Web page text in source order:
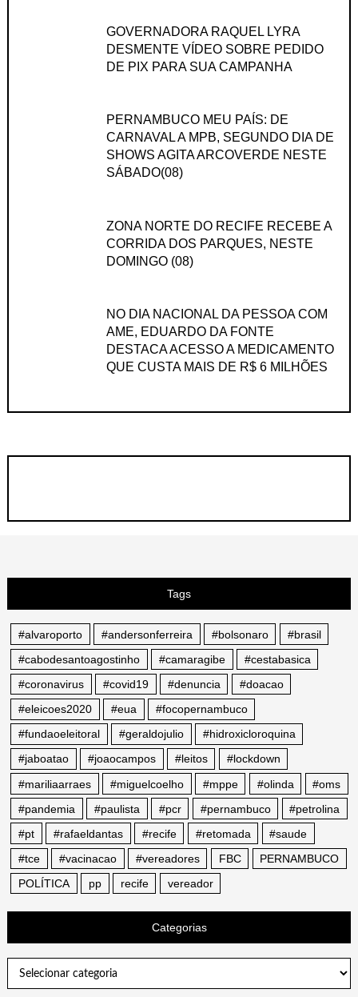
GOVERNADORA RAQUEL LYRA
DESMENTE VÍDEO SOBRE PEDIDO
DE PIX PARA SUA CAMPANHA
PERNAMBUCO MEU PAÍS: DE
CARNAVAL A MPB, SEGUNDO DIA DE
SHOWS AGITA ARCOVERDE NESTE
SÁBADO(08)
ZONA NORTE DO RECIFE RECEBE A
CORRIDA DOS PARQUES, NESTE
DOMINGO (08)
NO DIA NACIONAL DA PESSOA COM
AME, EDUARDO DA FONTE
DESTACA ACESSO A MEDICAMENTO
QUE CUSTA MAIS DE R$ 6 MILHÕES
Tags
#alvaroporto #andersonferreira #bolsonaro
#brasil
#cabodesantoagostinho
#camaragibe
#cestabasica
#coronavirus
#covid19 #denuncia
#doacao
#eleicoes2020
#eua
#focopernambuco
#fundaoeleitoral
#geraldojulio
#hidroxicloroquina
#jaboatao
#joaocampos #leitos
#lockdown
#mariliaarraes
#miguelcoelho #mppe #olinda
#oms
#pandemia
#paulista #pcr #pernambuco
#petrolina
#pt
#rafaeldantas #recife #retomada
#saude
#tce
#vacinacao #vereadores FBC
PERNAMBUCO
POLÍTICA
pp recife vereador
Categorias